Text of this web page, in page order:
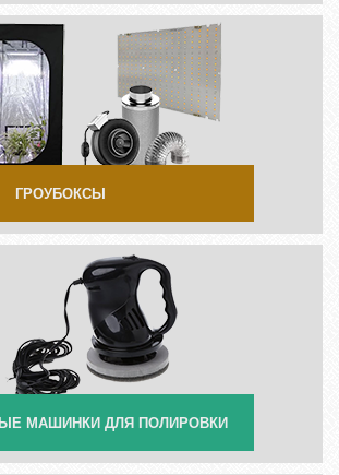
ГРОУБОКСЫ
МАШИНКИ ДЛЯ ПОЛИРОВКИ